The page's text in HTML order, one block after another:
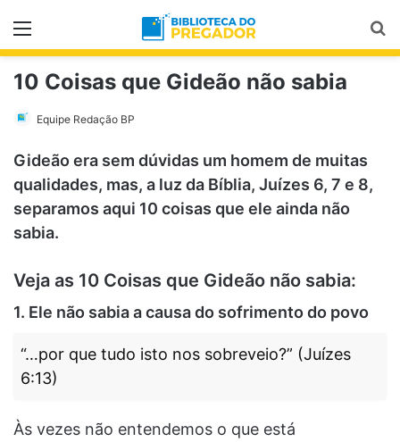
Menu
10 Coisas que Gideão não sabia
Equipe Redação BP
Gideão era sem dúvidas um homem de muitas
qualidades, mas, a luz da Bíblia, Juízes 6, 7 e 8,
separamos aqui 10 coisas que ele ainda não
sabia.
Veja as 10 Coisas que Gideão não sabia:
1. Ele não sabia a causa do sofrimento do povo
“…por que tudo isto nos sobreveio?” (Juízes
6:13)
Às vezes não entendemos o que está